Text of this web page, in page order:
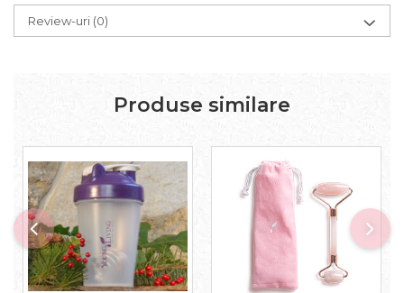
Review-uri (0)
Produse similare